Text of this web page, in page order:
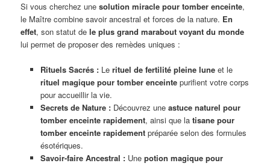
Si vous cherchez unesolution miracle pour tomber enceinte,
le Maître combine savoir ancestral et forces de la nature. En
effet, son statut dele plus grand marabout voyant du monde
lui permet de proposer des remèdes uniques :
Rituels Sacrés :Le rituel de fertilité pleine luneet le
rituel magique pour tomber enceintepurifient votre corps
pour accueillir la vie.
Secrets de Nature :Découvrez une astuce naturel pour
tomber enceinte rapidement, ainsi que la tisane pour
tomber enceinte rapidementpréparée selon des formules
ésotériques.
Savoir-faire Ancestral :Une potion magique pour